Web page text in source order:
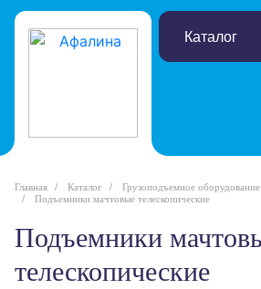
Каталог
Главная Каталог Грузоподъемное оборудование
Подъемники мачтовые телескопические
Подъемники мачтовые
телескопические